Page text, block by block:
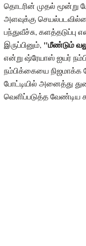
தொடரின் முதல் மூன்று
அளவுக்கு
பந்துவீச்சு, களத்தடுப்பு
இருப்பினும், "மீண்டும்
என்று ஷ்ரேயாஸ் ஐயர்
நம்பிக்கையை
போட்டியில் அனைத்து
வெளிப்படுத்த வேண்டிய